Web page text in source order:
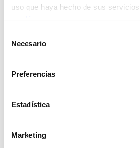
uso que haya hecho de sus servicios.
Necesario
Preferencias
Estadística
Marketing